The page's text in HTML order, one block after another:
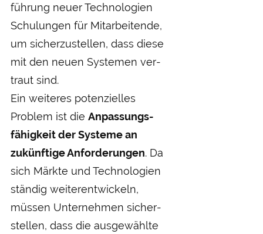
führung neuer Technologien
Schulungen für Mit­arbeitende,
um sicher­zustellen, dass diese
mit den neuen Systemen ver­
traut sind.
Ein weiteres potenzielles
Problem ist die Anpassungs­
fähigkeit der Systeme an
zukünftige Anforderungen. Da
sich Märkte und Technologien
ständig weiter­entwickeln,
müssen Unter­nehmen sicher­
stellen, dass die ausge­wählte